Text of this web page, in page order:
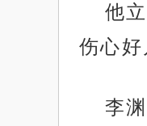
他
伤心好
李